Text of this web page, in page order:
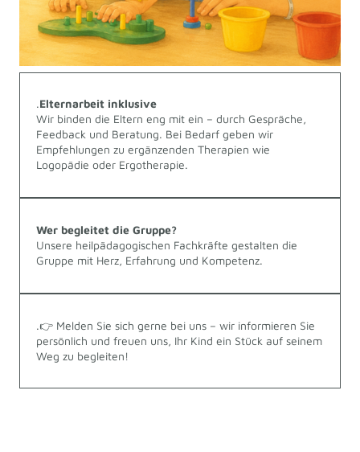
.Elternarbeit inklusive
Wir binden die Eltern eng mit ein – durch Gespräche,
Feedback und Beratung. Bei Bedarf geben wir
Empfehlungen zu ergänzenden Therapien wie
Logopädie oder Ergotherapie.
Wer begleitet die Gruppe?
Unsere heilpädagogischen Fachkräfte gestalten die
Gruppe mit Herz, Erfahrung und Kompetenz.
.👉 Melden Sie sich gerne bei uns – wir informieren Sie
persönlich und freuen uns, Ihr Kind ein Stück auf seinem
Weg zu begleiten!